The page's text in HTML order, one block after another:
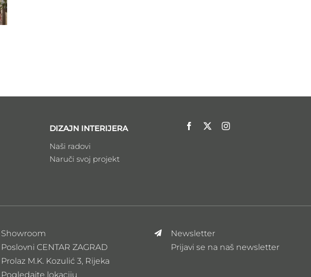
DIZAJN INTERIJERA
Naši radovi
Naruči svoj projekt
Showroom
Poslovni CENTAR ZAGRAD
Prolaz M.K. Kozulić 3, Rijeka
Pogledajte lokaciju
Newsletter
Prijavi se na naš newsletter